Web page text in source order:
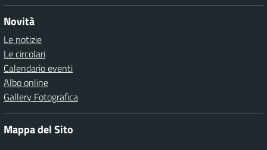
Novità
Le notizie
Le circolari
Calendario eventi
Albo online
Gallery Fotografica
Mappa del Sito